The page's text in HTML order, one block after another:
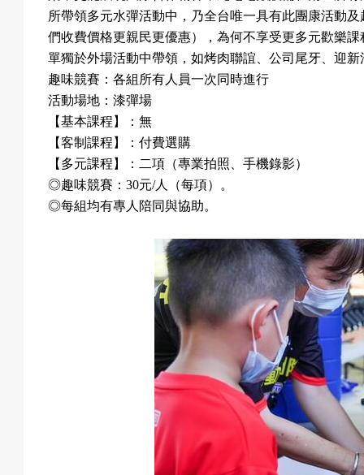
所帶領多元水彈活動中，乃全台唯一具有此團康活動
們收費價格更親民更優惠），為何不享受更多元歡樂
單獨於外場活動中帶領，如烤肉聯誼、公司尾牙、迎
趣味競賽：各組所有人員一次同時進行
活動場地：漆彈場
【基本課程】：無
【客制課程】：付費選購
【多元課程】：二項（專業拍照、手機錄影）
◎趣味競賽：30元/人（每項）。
◎每組均有專人陪同與協助。